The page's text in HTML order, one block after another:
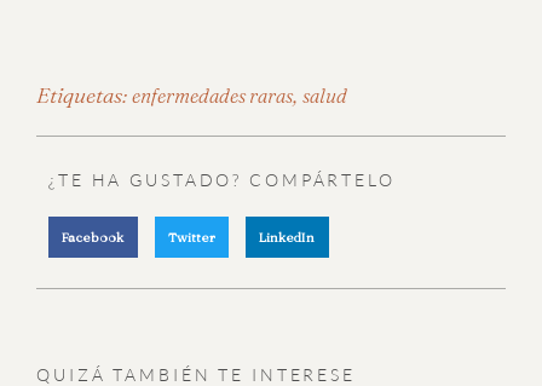
Etiquetas: enfermedades raras, salud
¿TE HA GUSTADO? COMPÁRTELO
Facebook Twitter LinkedIn
QUIZÁ TAMBIÉN TE INTERESE